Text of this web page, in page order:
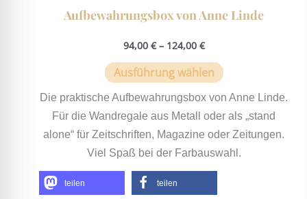
Aufbewahrungsbox von Anne Linde
94,00 €– 124,00 €
Ausführung wählen
Die praktische Aufbewahrungsbox von Anne Linde.
Für die Wandregale aus Metall oder als „stand
alone“ für Zeitschriften, Magazine oder Zeitungen.
Viel Spaß bei der Farbauswahl.
teilen teilen